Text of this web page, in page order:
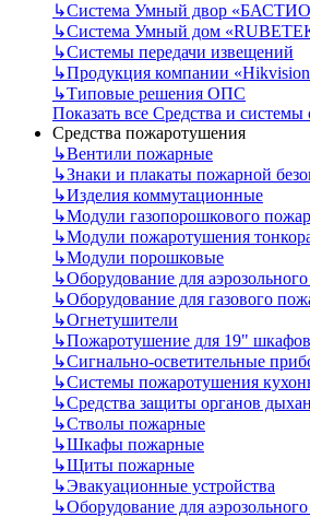
↳Система Умный двор
↳Система Умный дом
↳Системы передачи извещений
↳Продукция компании
↳Типовые решения ОПС
Показать все Средства и
Средства пожаротушения
↳Вентили пожарные
↳Знаки и плакаты пожарной
↳Изделия коммутационные
↳Модули газопорошкового
↳Модули пожаротушения
↳Модули порошковые
↳Оборудование для
↳Оборудование для газового
↳Огнетушители
↳Пожаротушение для 19" шкафов
↳Сигнально-осветительные
↳Системы пожаротушения
↳Средства защиты органов
↳Стволы пожарные
↳Шкафы пожарные
↳Щиты пожарные
↳Эвакуационные устройства
↳Оборудование для